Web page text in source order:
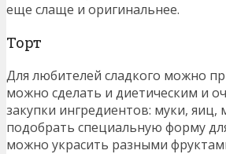
еще слаще и оригинальнее.
Торт
Для любителей сладкого можно
можно сделать и диетическим и
закупки ингредиентов: муки,
подобрать специальную форму
можно украсить разными